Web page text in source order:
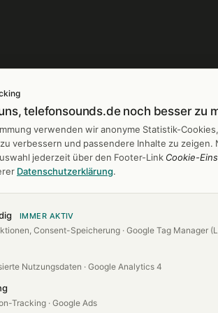
entwerfen
Branchen
Banken &
Hotels &
Kanzleien
telefonsounds.de noch besser zu
verwenden wir anonyme Statistik-
verbessern und passendere Inhalte zu zeigen.
jederzeit über den Footer-Link Cookie-
Datenschutzerklärung.
IMMER AKTIV
Consent-Speicherung · Google Tag Manager
Nutzungsdaten · Google Analytics 4
Tracking · Google Ads